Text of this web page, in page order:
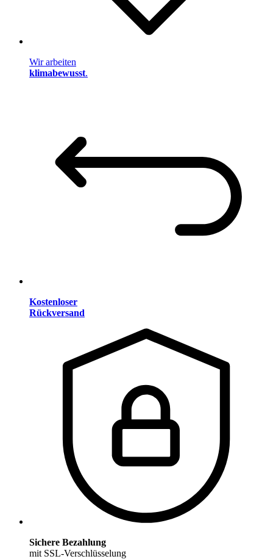
Wir arbeiten
klimabewusst.
Kostenloser
Rückversand
Sichere Bezahlung
mit SSL-Verschlüsselung